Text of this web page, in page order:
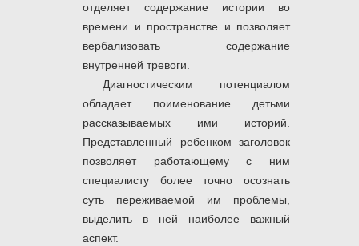
отделяет содержание истории во
времени и пространстве и позволяет
вербализовать содержание
внутренней тревоги.
Диагностическим потенциалом
обладает поименование детьми
рассказываемых ими историй.
Представленный ребенком заголовок
позволяет работающему с ним
специалисту более точно осознать
суть переживаемой им проблемы,
выделить в ней наиболее важный
аспект.